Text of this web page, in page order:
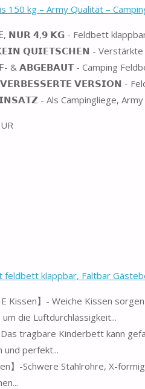
150 kg – Army Qualität –
𝟰,𝟵 𝗞𝗚 - Feldbett klappbar
𝗤𝗨𝗜𝗘𝗧𝗦𝗖𝗛𝗘𝗡 - Verstärkte
𝗔𝗕𝗚𝗘𝗕𝗔𝗨𝗧 - Camping
𝗩𝗘𝗥𝗦𝗜𝗢𝗡 -
- Als Campingliege, Army
feldbett klappbar, Faltbar
Kissen】- Weiche Kissen
die Luftdurchlässigkeit...
Das tragbare Kinderbett kann
und perfekt...
】-Schwere Stahlrohre, X-